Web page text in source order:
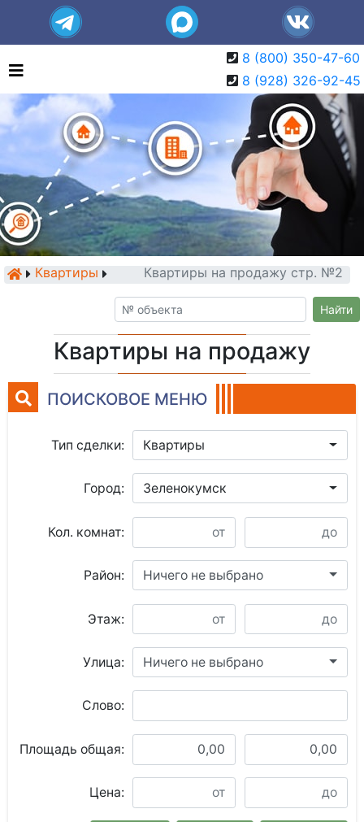
8 (800) 350-47-60
8 (928) 326-92-45
Квартиры Квартиры на продажу стр. №2
Найти
Квартиры на продажу
ПОИСКОВОЕ МЕНЮ
Тип сделки: Квартиры
Город: Зеленокумск
Кол. комнат:
Район: Ничего не выбрано
Этаж:
Улица: Ничего не выбрано
Слово:
Площадь общая:
Цена: